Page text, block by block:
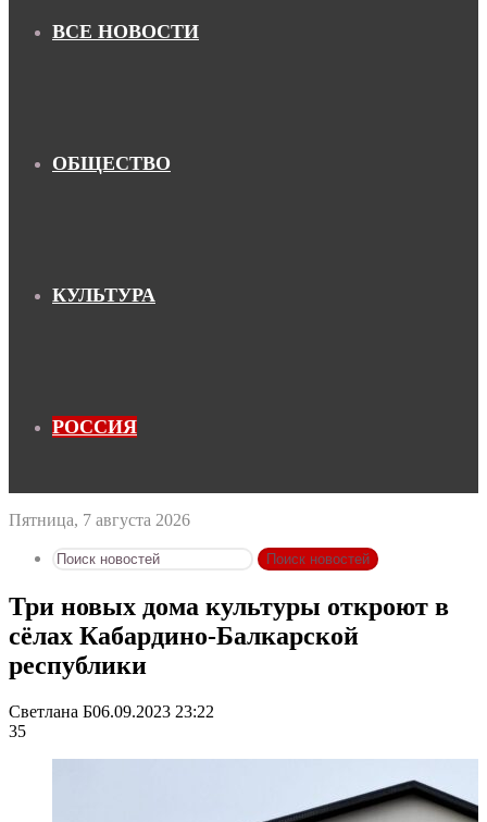
ВСЕ НОВОСТИ
ОБЩЕСТВО
КУЛЬТУРА
РОССИЯ
Пятница, 7 августа 2026
Поиск новостей
Три новых дома культуры откроют в
сёлах Кабардино-Балкарской
республики
Светлана Б06.09.2023 23:22
35